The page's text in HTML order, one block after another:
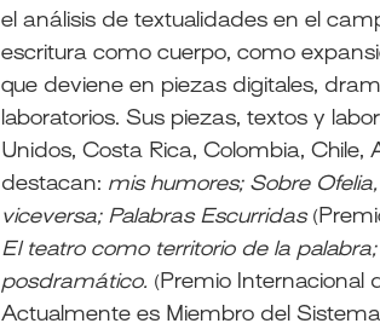
el análisis de textualidades en el
escritura como cuerpo, como
que deviene en piezas digitales,
laboratorios. Sus piezas, textos y
Unidos, Costa Rica, Colombia,
destacan: mis humores; Sobre
viceversa; Palabras Escurridas
El teatro como territorio de la
posdramático. (Premio Internacional
Actualmente es Miembro del